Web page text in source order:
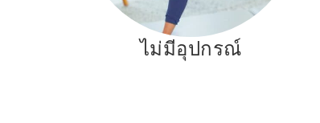
ไม่มีอุปกรณ์